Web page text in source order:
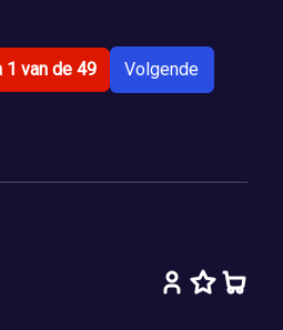
1 van de 49 Volgende